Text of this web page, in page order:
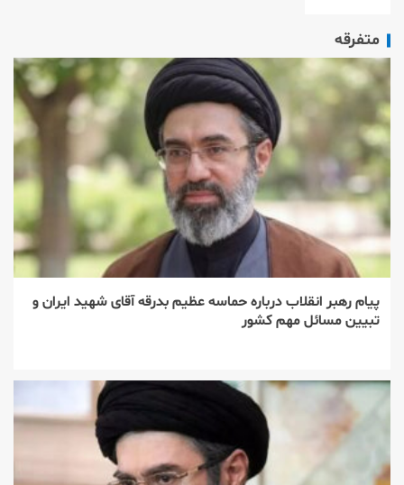
متفرقه
پیام رهبر انقلاب درباره حماسه عظیم بدرقه آقای شهید ایران و
تبیین مسائل مهم کشور